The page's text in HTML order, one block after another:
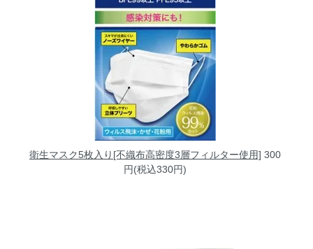
衛生マスク5枚入り[不織布高密度3層フィルター使用] 300
円(税込330円)